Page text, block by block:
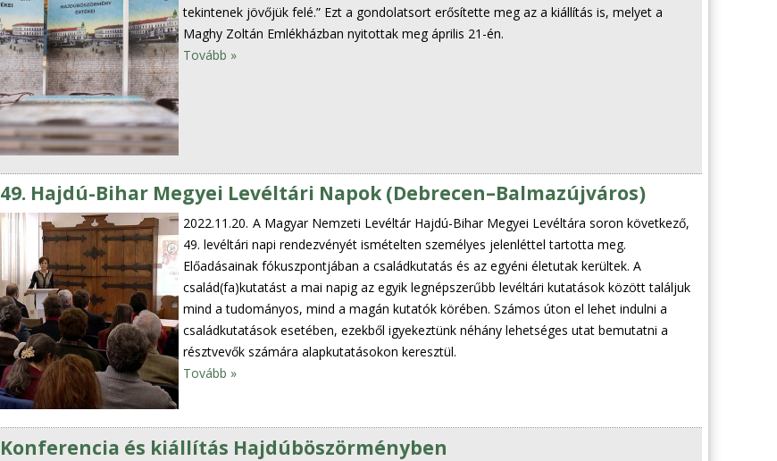
tekintenek jövőjük felé.” Ezt a gondolatsort erősítette meg az a kiállítás is, melyet a
Maghy Zoltán Emlékházban nyitottak meg április 21-én.
Tovább »
49. Hajdú-Bihar Megyei Levéltári Napok (Debrecen–Balmazújváros)
2022.11.20. A Magyar Nemzeti Levéltár Hajdú-Bihar Megyei Levéltára soron következő,
49. levéltári napi rendezvényét ismételten személyes jelenléttel tartotta meg.
Előadásainak fókuszpontjában a családkutatás és az egyéni életutak kerültek. A
család(fa)kutatást a mai napig az egyik legnépszerűbb levéltári kutatások között találjuk
mind a tudományos, mind a magán kutatók körében. Számos úton el lehet indulni a
családkutatások esetében, ezekből igyekeztünk néhány lehetséges utat bemutatni a
résztvevők számára alapkutatásokon keresztül.
Tovább »
Konferencia és kiállítás Hajdúböszörményben